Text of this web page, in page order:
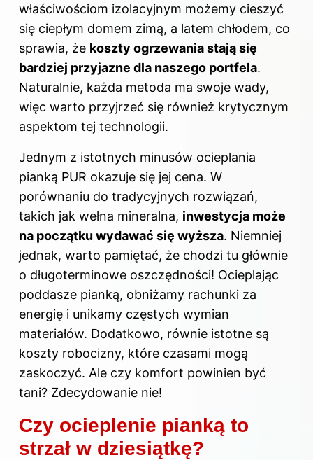
właściwościom izolacyjnym możemy cieszyć
się ciepłym domem zimą, a latem chłodem, co
sprawia, że koszty ogrzewania stają się
bardziej przyjazne dla naszego portfela.
Naturalnie, każda metoda ma swoje wady,
więc warto przyjrzeć się również krytycznym
aspektom tej technologii.
Jednym z istotnych minusów ocieplania
pianką PUR okazuje się jej cena. W
porównaniu do tradycyjnych rozwiązań,
takich jak wełna mineralna, inwestycja może
na początku wydawać się wyższa. Niemniej
jednak, warto pamiętać, że chodzi tu głównie
o długoterminowe oszczędności! Ocieplając
poddasze pianką, obniżamy rachunki za
energię i unikamy częstych wymian
materiałów. Dodatkowo, równie istotne są
koszty robocizny, które czasami mogą
zaskoczyć. Ale czy komfort powinien być
tani? Zdecydowanie nie!
Czy ocieplenie pianką to
strzał w dziesiątkę?